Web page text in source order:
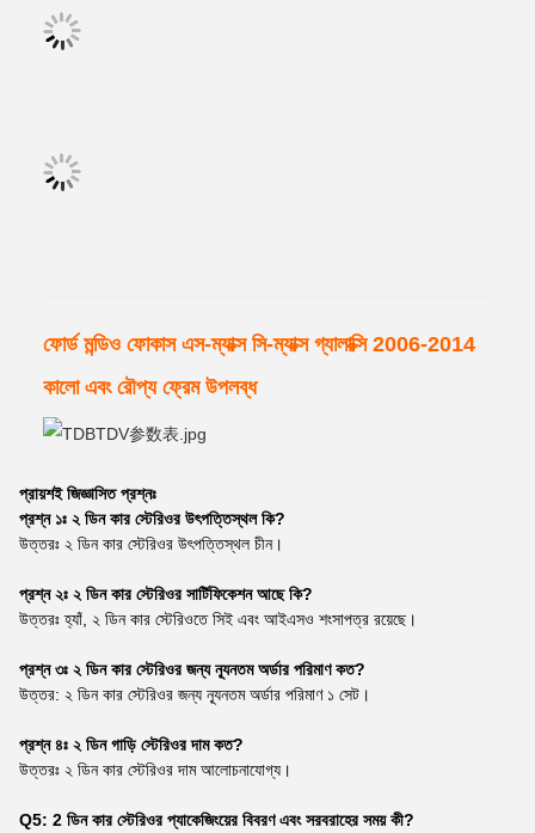
ফোর্ড মন্ডিও ফোকাস এস-ম্যাক্স সি-ম্যাক্স গ্যালাক্সি 2006-2014
কালো এবং রৌপ্য ফ্রেম উপলব্ধ
প্রায়শই জিজ্ঞাসিত প্রশ্নঃ
প্রশ্ন ১ঃ ২ ডিন কার স্টেরিওর উৎপত্তিস্থল কি?
উত্তরঃ ২ ডিন কার স্টেরিওর উৎপত্তিস্থল চীন।
প্রশ্ন ২ঃ ২ ডিন কার স্টেরিওর সার্টিফিকেশন আছে কি?
উত্তরঃ হ্যাঁ, ২ ডিন কার স্টেরিওতে সিই এবং আইএসও শংসাপত্র রয়েছে।
প্রশ্ন ৩ঃ ২ ডিন কার স্টেরিওর জন্য ন্যূনতম অর্ডার পরিমাণ কত?
উত্তর: ২ ডিন কার স্টেরিওর জন্য ন্যূনতম অর্ডার পরিমাণ ১ সেট।
প্রশ্ন ৪ঃ ২ ডিন গাড়ি স্টেরিওর দাম কত?
উত্তরঃ ২ ডিন কার স্টেরিওর দাম আলোচনাযোগ্য।
Q5: 2 ডিন কার স্টেরিওর প্যাকেজিংয়ের বিবরণ এবং সরবরাহের সময় কী?